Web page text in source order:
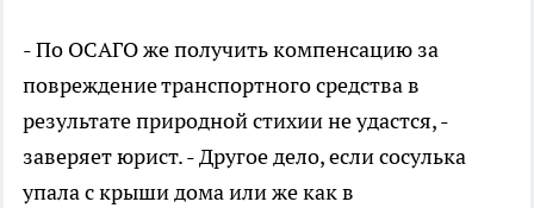
- По ОСАГО же получить компенсацию за
повреждение транспортного средства в
результате природной стихии не удастся, -
заверяет юрист. - Другое дело, если сосулька
упала с крыши дома или же как в